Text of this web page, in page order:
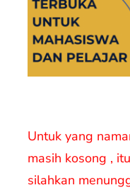
Untuk yang
masih kosong ,
silahkan